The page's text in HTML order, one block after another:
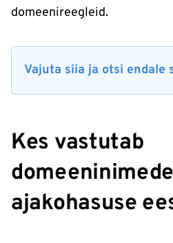
domeenireegleid.
Vajuta siia ja otsi endale
Kes vastutab
ajakohasuse